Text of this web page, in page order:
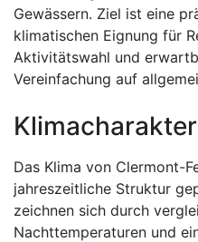
Gewässern. Ziel ist eine
klimatischen Eignung für
Aktivitätswahl und
Vereinfachung auf
Das Klima von Clermont-
jahreszeitliche Struktur
zeichnen sich durch
Nachttemperaturen und